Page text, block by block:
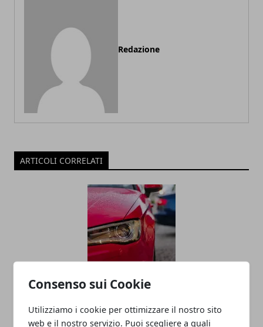
Consenso sui Cookie
Utilizziamo i cookie per ottimizzare il nostro sito
web e il nostro servizio. Puoi scegliere a quali
Redazione
ARTICOLI CORRELATI
Economia della condivisione: ripensare
il concetto di proprietà dei veicoli